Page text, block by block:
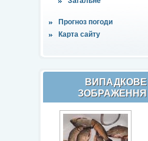
Прогноз погоди
Карта сайту
ВИПАДКОВЕ
ЗОБРАЖЕННЯ